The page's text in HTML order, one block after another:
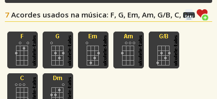
7 Acordes usados na música: F, G, Em, Am, G/B, C, Dm